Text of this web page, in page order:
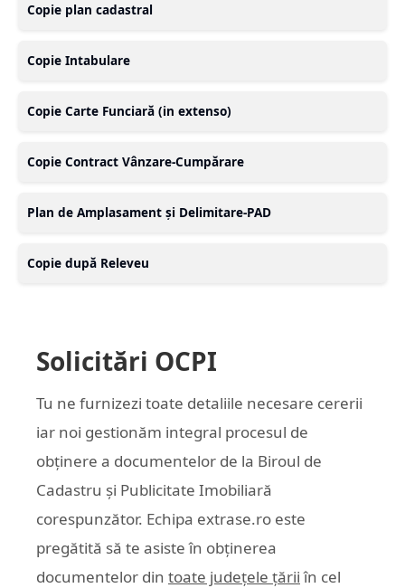
Copie plan cadastral
Copie Intabulare
Copie Carte Funciară (in extenso)
Copie Contract Vânzare-Cumpărare
Plan de Amplasament și Delimitare-PAD
Copie după Releveu
Solicitări OCPI
Tu ne furnizezi toate detaliile necesare cererii
iar noi gestionăm integral procesul de
obținere a documentelor de la Biroul de
Cadastru și Publicitate Imobiliară
corespunzător. Echipa extrase.ro este
pregătită să te asiste în obținerea
documentelor din toate județele țării în cel